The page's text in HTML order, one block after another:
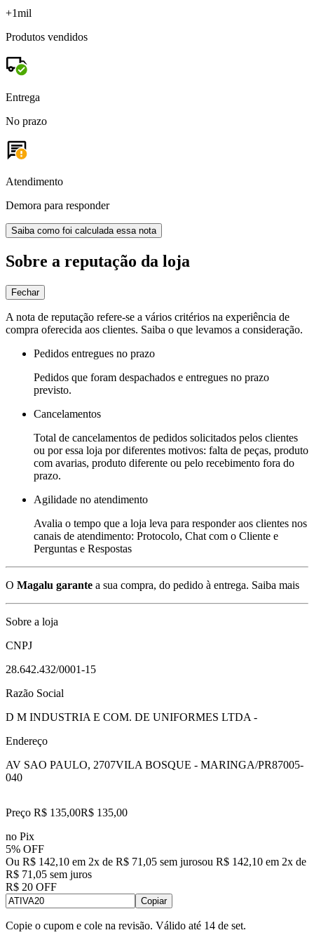
+1mil
Produtos vendidos
Entrega
No prazo
Atendimento
Demora para responder
Saiba como foi calculada essa nota
Sobre a reputação da loja
Fechar
A nota de reputação refere-se a vários critérios na experiência de
compra oferecida aos clientes. Saiba o que levamos a consideração.
Pedidos entregues no prazo
Pedidos que foram despachados e entregues no prazo
previsto.
Cancelamentos
Total de cancelamentos de pedidos solicitados pelos clientes
ou por essa loja por diferentes motivos: falta de peças, produto
com avarias, produto diferente ou pelo recebimento fora do
prazo.
Agilidade no atendimento
Avalia o tempo que a loja leva para responder aos clientes nos
canais de atendimento: Protocolo, Chat com o Cliente e
Perguntas e Respostas
O Magalu garante a sua compra, do pedido à entrega. Saiba mais
Sobre a loja
CNPJ
28.642.432/0001-15
Razão Social
D M INDUSTRIA E COM. DE UNIFORMES LTDA -
Endereço
AV SAO PAULO, 2707VILA BOSQUE - MARINGA/PR87005-
040
Preço R$ 135,00R$ 135,00
no Pix
5% OFF
Ou R$ 142,10 em 2x de R$ 71,05 sem jurosou R$ 142,10 em 2x de
R$ 71,05 sem juros
R$ 20 OFF
Copiar
Copie o cupom e cole na revisão. Válido até 14 de set.